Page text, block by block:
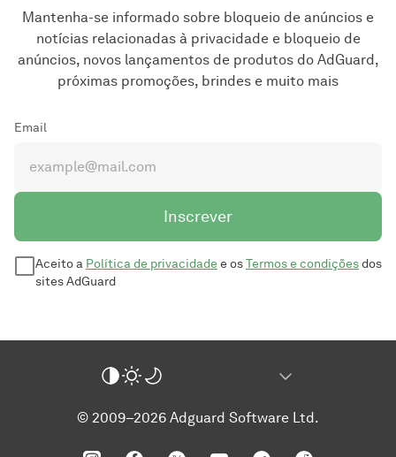
Mantenha-se informado sobre bloqueio de anúncios e
notícias relacionadas à privacidade e bloqueio de
anúncios, novos lançamentos de produtos do AdGuard,
próximas promoções, brindes e muito mais
Email
Inscrever
Aceito a Política de privacidadee osTermos e condiçõesdos
sites AdGuard
© 2009–2026 Adguard Software Ltd.